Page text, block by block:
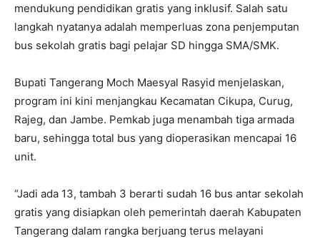
mendukung pendidikan gratis yang inklusif. Salah satu
langkah nyatanya adalah memperluas zona penjemputan
bus sekolah gratis bagi pelajar SD hingga SMA/SMK.
Bupati Tangerang Moch Maesyal Rasyid menjelaskan,
program ini kini menjangkau Kecamatan Cikupa, Curug,
Rajeg, dan Jambe. Pemkab juga menambah tiga armada
baru, sehingga total bus yang dioperasikan mencapai 16
unit.
“Jadi ada 13, tambah 3 berarti sudah 16 bus antar sekolah
gratis yang disiapkan oleh pemerintah daerah Kabupaten
Tangerang dalam rangka berjuang terus melayani